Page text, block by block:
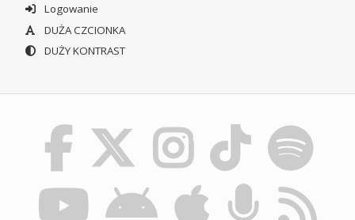
Logowanie
DUŻA CZCIONKA
DUŻY KONTRAST